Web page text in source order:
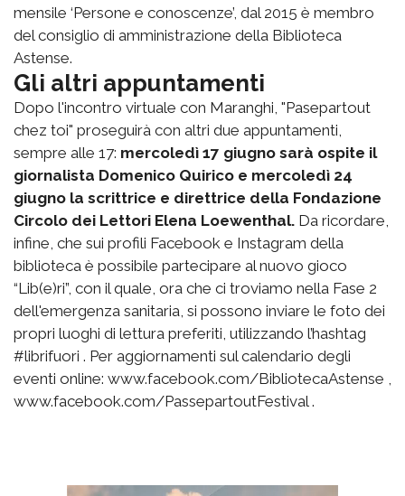
mensile ‘Persone e conoscenze’, dal 2015 è membro
del consiglio di amministrazione della Biblioteca
Astense.
Gli altri appuntamenti
Dopo l'incontro virtuale con Maranghi, "Pasepartout
chez toi" proseguirà con altri due appuntamenti,
sempre alle 17: mercoledì 17 giugno sarà ospite il
giornalista Domenico Quirico e mercoledì 24
giugno la scrittrice e direttrice della Fondazione
Circolo dei Lettori Elena Loewenthal. Da ricordare,
infine, che sui profili Facebook e Instagram della
biblioteca è possibile partecipare al nuovo gioco
“Lib(e)ri”, con il quale, ora che ci troviamo nella Fase 2
dell'emergenza sanitaria, si possono inviare le foto dei
propri luoghi di lettura preferiti, utilizzando l’hashtag
#librifuori . Per aggiornamenti sul calendario degli
eventi online: www.facebook.com/BibliotecaAstense ,
www.facebook.com/PassepartoutFestival .